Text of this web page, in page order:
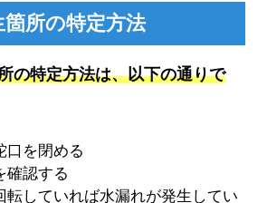
所の特定方法
の特定方法は、以下の通りで
口を閉める
確認する
転していれば水漏れが発生してい